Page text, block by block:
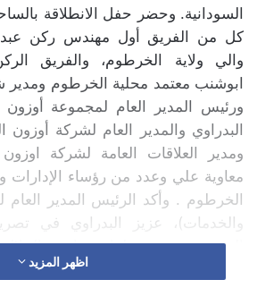
السودانية. وحضر حفل الانطلاقة
كل من الفريق أول مهندس ركن
والي ولاية الخرطوم، والفريق
ابوشنب معتمد محلية الخرطوم
ورئيس المدير العام لمجموعة أوزون
البدراوي والمدير العام لشركة
ومدير العلاقات العامة لشركة
معاوية علي وعدد من رؤساء الإدارات
الخرطوم . وأكد الرئيس المدير العام
والخدمات)، عزيز البدراوي في
المجموعة، تتبع خطوات صاحب
بالاستتمار بافريقيا، حيث ان
اظهر المزيد